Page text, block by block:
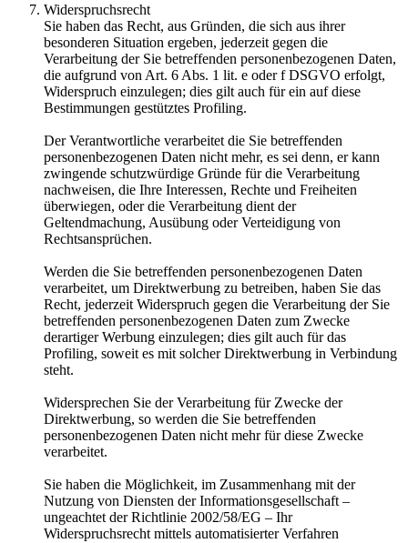
Widerspruchsrecht
Sie haben das Recht, aus Gründen, die sich aus ihrer
besonderen Situation ergeben, jederzeit gegen die
Verarbeitung der Sie betreffenden personenbezogenen Daten,
die aufgrund von Art. 6 Abs. 1 lit. e oder f DSGVO erfolgt,
Widerspruch einzulegen; dies gilt auch für ein auf diese
Bestimmungen gestütztes Profiling.
Der Verantwortliche verarbeitet die Sie betreffenden
personenbezogenen Daten nicht mehr, es sei denn, er kann
zwingende schutzwürdige Gründe für die Verarbeitung
nachweisen, die Ihre Interessen, Rechte und Freiheiten
überwiegen, oder die Verarbeitung dient der
Geltendmachung, Ausübung oder Verteidigung von
Rechtsansprüchen.
Werden die Sie betreffenden personenbezogenen Daten
verarbeitet, um Direktwerbung zu betreiben, haben Sie das
Recht, jederzeit Widerspruch gegen die Verarbeitung der Sie
betreffenden personenbezogenen Daten zum Zwecke
derartiger Werbung einzulegen; dies gilt auch für das
Profiling, soweit es mit solcher Direktwerbung in Verbindung
steht.
Widersprechen Sie der Verarbeitung für Zwecke der
Direktwerbung, so werden die Sie betreffenden
personenbezogenen Daten nicht mehr für diese Zwecke
verarbeitet.
Sie haben die Möglichkeit, im Zusammenhang mit der
Nutzung von Diensten der Informationsgesellschaft –
ungeachtet der Richtlinie 2002/58/EG – Ihr
Widerspruchsrecht mittels automatisierter Verfahren